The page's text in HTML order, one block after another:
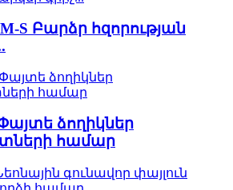
S Բարձր հզորության
Փայտե ձողիկներ
համար